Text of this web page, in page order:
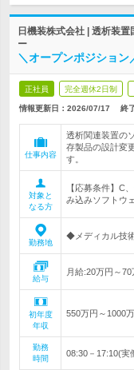
日機装株式会社 | 透析装
ー
＼オープンポジション
正社員 完全週休2日制
情報更新日：2026/07/17 終
仕事内容
透析関連装置の
存製品の設計変
す。
対象と
なる方
【応募条件】C
み込みソフトウ
勤務地
◆メディカル技
給与
月給:20万円～70
初年度
年収
550万円～1000
勤務
時間
08:30－17:10(実